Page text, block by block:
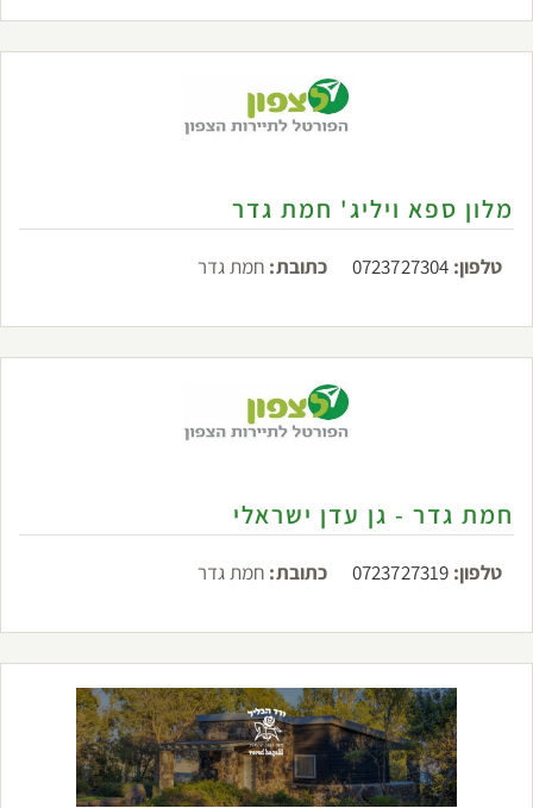
מלון ספא ויליג' חמת גדר
טלפון: 0723727304 כתובת: חמת גדר
חמת גדר - גן עדן ישראלי
טלפון: 0723727319 כתובת: חמת גדר